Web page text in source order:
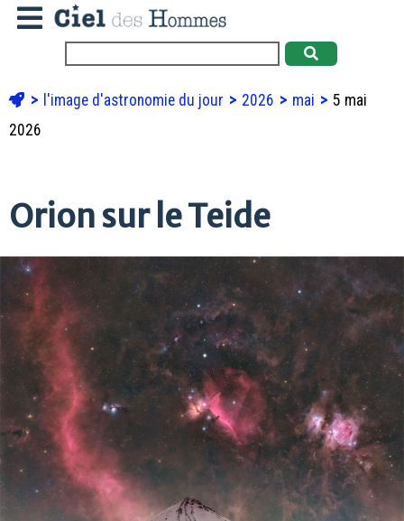
l'image d'astronomie du jour 2026 mai
5 mai
2026
Orion sur le Teide